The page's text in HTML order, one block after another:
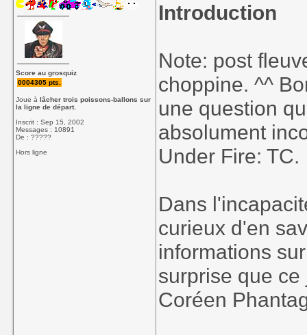
Score au grosquiz
0004305 pts.
Joue àlâcher trois poissons-ballons sur
la ligne de départ.
Inscrit : Sep 15, 2002
Messages : 10891
De : ?????
Hors ligne
Introduction
Note: post
choppine. ^^
une question
absolument
Under Fire: TC.
Dans
curieux d'en
informations
surprise que
Coréen